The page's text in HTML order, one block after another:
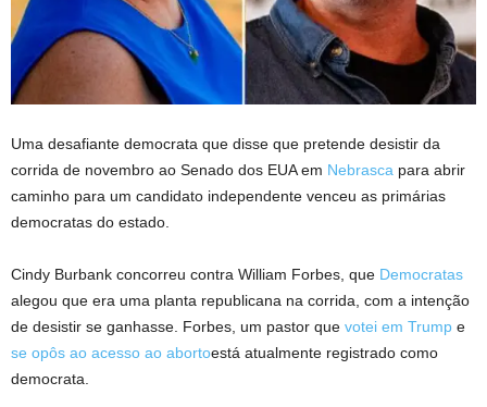
Uma desafiante democrata que disse que pretende desistir da
corrida de novembro ao Senado dos EUA em Nebrasca para abrir
caminho para um candidato independente venceu as primárias
democratas do estado.
Cindy Burbank concorreu contra William Forbes, que Democratas
alegou que era uma planta republicana na corrida, com a intenção
de desistir se ganhasse. Forbes, um pastor que votei em Trump e
se opôs ao acesso ao abortoestá atualmente registrado como
democrata.